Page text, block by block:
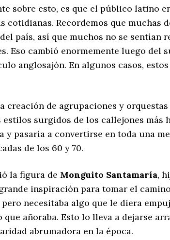
sobre esto, es que el público latino
cotidianas. Recordemos que muchas
país, así que muchos no se
Eso cambió enormemente luego
anglosajón. En algunos casos,
creación de agrupaciones y
surgidos de los callejones
pasaría a convertirse en toda una
de los 60 y 70.
la figura de Monguito Santamaría,
inspiración para tomar el
necesitaba algo que le diera
que añoraba. Esto lo lleva a dejarse
abrumadora en la época.